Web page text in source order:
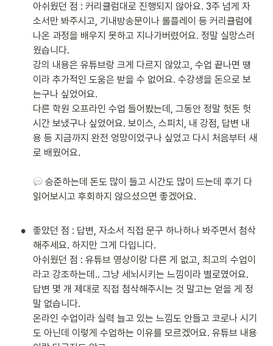
아쉬웠던 점 : 커리큘럼대로 진행되지 않아요. 3주 넘게 자
소서만 봐주시고, 기내방송문이나 롤플레이 등 커리큘럼에
나온 과정을 배우지 못하고 지나가버렸어요. 정말 실망스러
웠습니다.
강의 내용은 유튜브랑 크게 다르지 않았고, 수업 끝나면 땡
이라 추가적인 도움은 받을 수 없어요. 수강생을 돈으로 보
는구나 싶었어요.
다른 학원 오프라인 수업 들어봤는데, 그동안 정말 헛돈 헛
시간 보냈구나 싶었어요. 보이스, 스피치, 내 강점, 답변 내
용 등 지금까지 완전 엉망이었구나 싶었고 다시 처음부터 새
로 배웠어요.
승준하는데 돈도 많이 들고 시간도 많이 드는데 후기 다
읽어보시고 후회하지 않으셨으면 좋겠어요.
•
좋았던 점 : 답변, 자소서 직접 문구 하나하나 봐주면서 첨삭
해주세요. 하지만 그게 다입니다.
아쉬웠던 점 : 유튜브 영상이랑 다른 게 없고, 최고의 수업이
라고 강조하는데.. 그냥 세뇌시키는 느낌이라 별로였어요.
답변 몇 개 제대로 직접 첨삭해주시는 것 말고는 얻을 게 정
말 없습니다.
온라인 수업이라 실력 늘고 있는 느낌도 안들고 코로나 시기
도 아닌데 이렇게 수업하는 이유를 모르겠어요. 유튜브 내용